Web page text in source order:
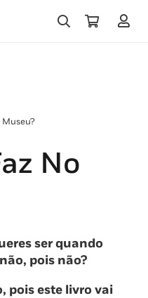
Museu?
No
ser quando
pois não?
pois este livro vai